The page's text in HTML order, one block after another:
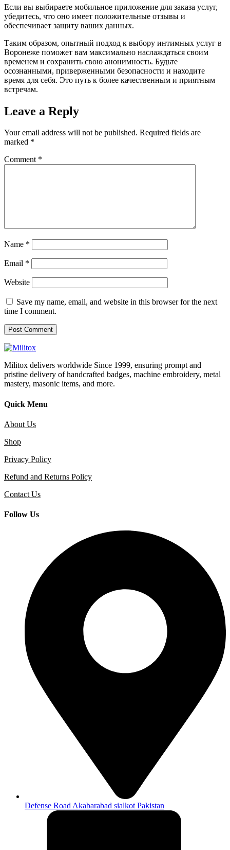
Если вы выбираете мобильное приложение для заказа услуг,
убедитесь, что оно имеет положительные отзывы и
обеспечивает защиту ваших данных.
Таким образом, опытный подход к выбору интимных услуг в
Воронеже поможет вам максимально наслаждаться своим
временем и сохранить свою анонимность. Будьте
осознанными, приверженными безопасности и находите
время для себя. Это путь к более качественным и приятным
встречам.
Leave a Reply
Your email address will not be published. Required fields are
marked *
Comment *
Name *
Email *
Website
Save my name, email, and website in this browser for the next
time I comment.
Militox delivers worldwide Since 1999, ensuring prompt and
pristine delivery of handcrafted badges, machine embroidery, metal
mastery, masonic items, and more.
Quick Menu
About Us
Shop
Privacy Policy
Refund and Returns Policy
Contact Us
Follow Us
Defense Road Akabarabad sialkot Pakistan